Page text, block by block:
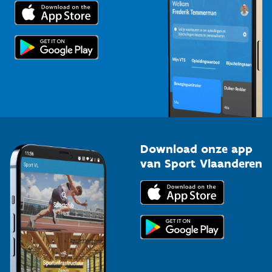
Trainers en begeleiders
Topsporters
Voor de pers
Download onze app
van Sport Vlaanderen